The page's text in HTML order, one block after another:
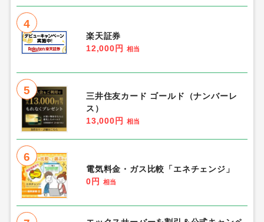
4
楽天証券
12,000円
相当
5
三井住友カード ゴールド（ナンバーレ
ス）
13,000円
相当
6
電気料金・ガス比較「エネチェンジ」
0円
相当